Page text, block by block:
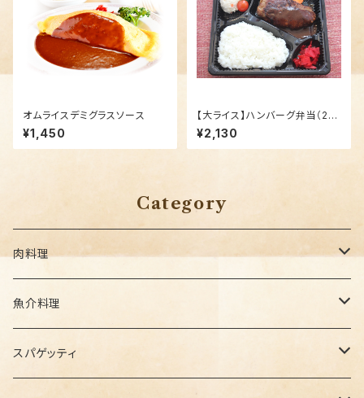
オムライスデミグラスソース
¥1,450
【大ライス】ハンバーグ弁当（25
0g）
¥2,130
Category
肉料理
セットメニュー
魚介料理
セットメニュー
スパゲッティ